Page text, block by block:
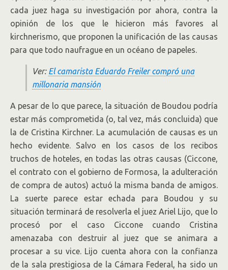
cada juez haga su investigación por ahora, contra la
opinión de los que le hicieron más favores al
kirchnerismo, que proponen la unificación de las causas
para que todo naufrague en un océano de papeles.
Ver: El camarista Eduardo Freiler compró una
millonaria mansión
A pesar de lo que parece, la situación de Boudou podría
estar más comprometida (o, tal vez, más concluida) que
la de Cristina Kirchner. La acumulación de causas es un
hecho evidente. Salvo en los casos de los recibos
truchos de hoteles, en todas las otras causas (Ciccone,
el contrato con el gobierno de Formosa, la adulteración
de compra de autos) actuó la misma banda de amigos.
La suerte parece estar echada para Boudou y su
situación terminará de resolverla el juez Ariel Lijo, que lo
procesó por el caso Ciccone cuando Cristina
amenazaba con destruir al juez que se animara a
procesar a su vice. Lijo cuenta ahora con la confianza
de la sala prestigiosa de la Cámara Federal, ha sido un